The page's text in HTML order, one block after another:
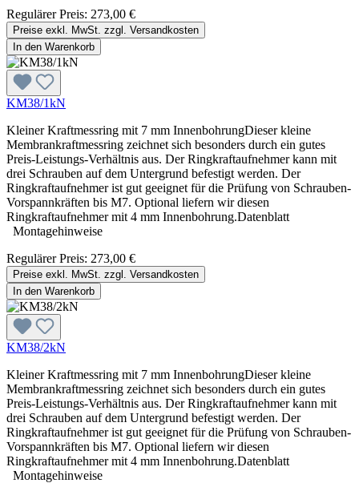
Regulärer Preis: 273,00 €
Preise exkl. MwSt. zzgl. Versandkosten
In den Warenkorb
KM38/1kN
Kleiner Kraftmessring mit 7 mm InnenbohrungDieser kleine
Membrankraftmessring zeichnet sich besonders durch ein gutes
Preis-Leistungs-Verhältnis aus. Der Ringkraftaufnehmer kann mit
drei Schrauben auf dem Untergrund befestigt werden. Der
Ringkraftaufnehmer ist gut geeignet für die Prüfung von Schrauben-
Vorspannkräften bis M7. Optional liefern wir diesen
Ringkraftaufnehmer mit 4 mm Innenbohrung.Datenblatt
Montagehinweise
Regulärer Preis: 273,00 €
Preise exkl. MwSt. zzgl. Versandkosten
In den Warenkorb
KM38/2kN
Kleiner Kraftmessring mit 7 mm InnenbohrungDieser kleine
Membrankraftmessring zeichnet sich besonders durch ein gutes
Preis-Leistungs-Verhältnis aus. Der Ringkraftaufnehmer kann mit
drei Schrauben auf dem Untergrund befestigt werden. Der
Ringkraftaufnehmer ist gut geeignet für die Prüfung von Schrauben-
Vorspannkräften bis M7. Optional liefern wir diesen
Ringkraftaufnehmer mit 4 mm Innenbohrung.Datenblatt
Montagehinweise